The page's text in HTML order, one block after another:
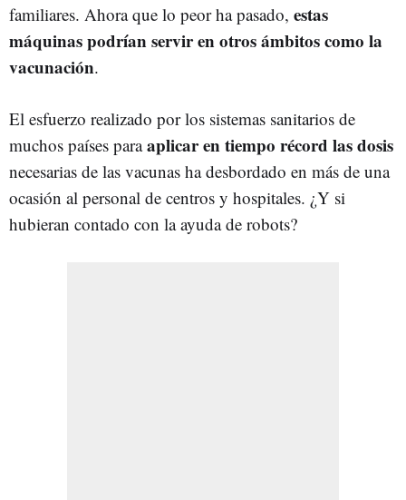
familiares. Ahora que lo peor ha pasado, estas
máquinas podrían servir en otros ámbitos como la
vacunación.
El esfuerzo realizado por los sistemas sanitarios de
muchos países paraaplicar en tiempo récord las dosis
necesarias de las vacunas ha desbordado en más de una
ocasión al personal de centros y hospitales. ¿Y si
hubieran contado con la ayuda de robots?